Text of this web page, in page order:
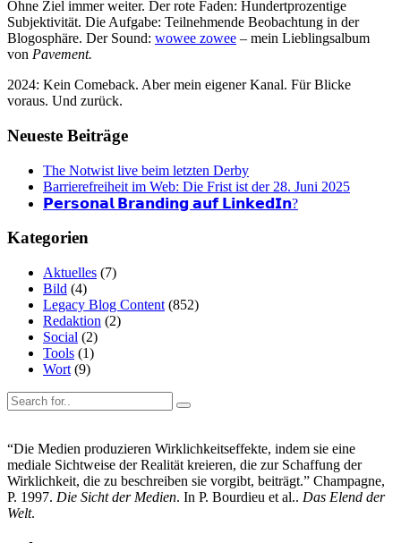
Ohne Ziel immer weiter. Der rote Faden: Hundertprozentige
Subjektivität. Die Aufgabe: Teilnehmende Beobachtung in der
Blogosphäre. Der Sound: wowee zowee – mein Lieblingsalbum
von Pavement.
2024: Kein Comeback. Aber mein eigener Kanal. Für Blicke
voraus. Und zurück.
Neueste Beiträge
The Notwist live beim letzten Derby
Barrierefreiheit im Web: Die Frist ist der 28. Juni 2025
𝗣𝗲𝗿𝘀𝗼𝗻𝗮𝗹 𝗕𝗿𝗮𝗻𝗱𝗶𝗻𝗴 𝗮𝘂𝗳 𝗟𝗶𝗻𝗸𝗲𝗱𝗜𝗻?
Kategorien
Aktuelles (7)
Bild (4)
Legacy Blog Content (852)
Redaktion (2)
Social (2)
Tools (1)
Wort (9)
“Die Medien produzieren Wirklichkeitseffekte, indem sie eine
mediale Sichtweise der Realität kreieren, die zur Schaffung der
Wirklichkeit, die zu beschreiben sie vorgibt, beiträgt.” Champagne,
P. 1997. Die Sicht der Medien. In P. Bourdieu et al.. Das Elend der
Welt.